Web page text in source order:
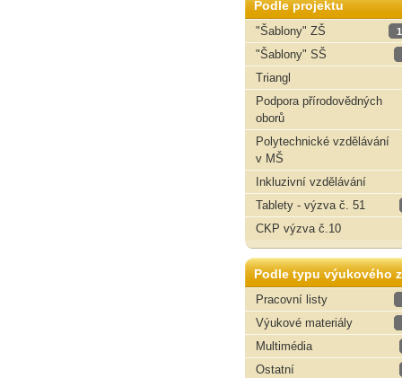
Podle projektu
"Šablony" ZŠ
"Šablony" SŠ
Triangl
Podpora přírodovědných
oborů
Polytechnické vzdělávání
v MŠ
Inkluzivní vzdělávání
Tablety - výzva č. 51
CKP výzva č.10
Podle typu výukového
Pracovní listy
Výukové materiály
Multimédia
Ostatní